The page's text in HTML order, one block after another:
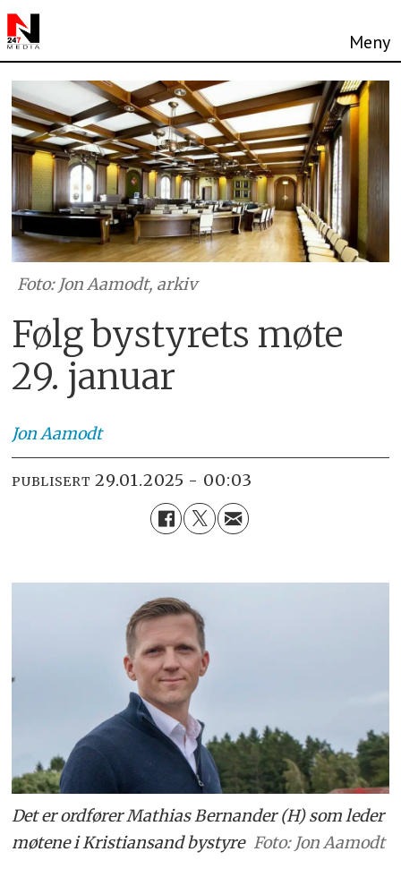
Foto: Jon Aamodt, arkiv
Følg bystyrets møte
29. januar
JonAamodt
PUBLISERT 29.01.2025 - 00:03
Det er ordfører Mathias Bernander (H) som leder
møtene i Kristiansand bystyre Foto: Jon Aamodt